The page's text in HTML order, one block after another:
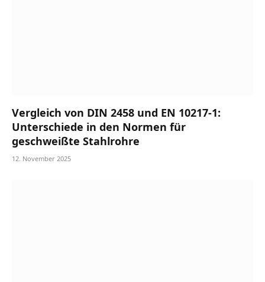
Vergleich von DIN 2458 und EN 10217-1:
Unterschiede in den Normen für
geschweißte Stahlrohre
12. November 2025